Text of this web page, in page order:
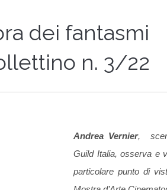
dei fantasmi
n. 3/22
Andrea Vernier,
Guild Italia, osserva e
particolare punto di